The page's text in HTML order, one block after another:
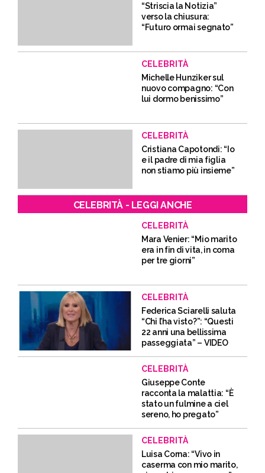
“Striscia la Notizia”
verso la chiusura:
“Futuro ormai segnato”
CELEBRITÀ
Michelle Hunziker sul
nuovo compagno: “Con
lui dormo benissimo”
CELEBRITÀ
Cristiana Capotondi: “Io
e il padre di mia figlia
non stiamo più insieme”
CELEBRITÀ - LEGGI ANCHE
CELEBRITÀ
Mara Venier: “Mio marito
era in fin di vita, in coma
per tre giorni”
CELEBRITÀ
Federica Sciarelli saluta
“Chi l’ha visto?”: “Questi
22 anni una bellissima
passeggiata” – VIDEO
CELEBRITÀ
Giuseppe Conte
racconta la malattia: “È
stato un fulmine a ciel
sereno, ho pregato”
CELEBRITÀ
Luisa Corna: “Vivo in
caserma con mio marito,